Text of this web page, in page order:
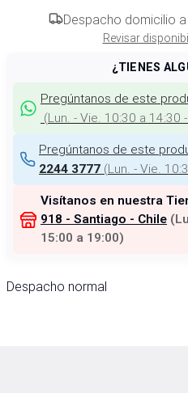
Despacho domicilio a
Revisar
¿TIENES
Pregúntanos de este
(Lun. - Vie. 10:30 a 14:30
Pregúntanos de este
2244 3777 (Lun. - Vie.
Visítanos en nuestra
918 - Santiago - Chile (
15:00 a 19:00)
Despacho normal